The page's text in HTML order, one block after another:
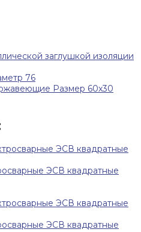
заглушкой изоляции
76
Размер 60х30
ЭСВ квадратные
ЭСВ квадратные